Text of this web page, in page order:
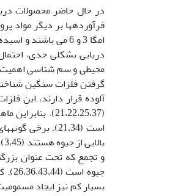
در حال حاضر محصولات
آلوده قرار دارند، این
است (21،34).